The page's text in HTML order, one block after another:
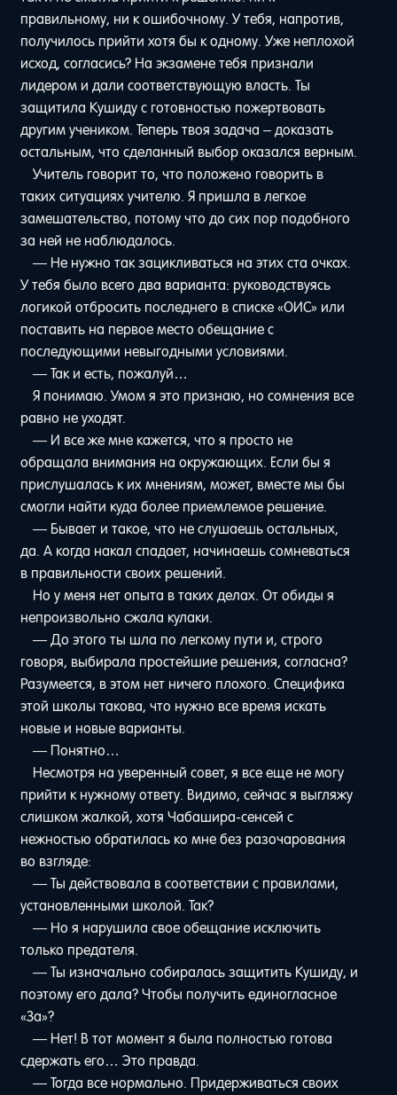
правильному, ни к ошибочному. У тебя, напротив,
получилось прийти хотя бы к одному. Уже неплохой
исход, согласись? На экзамене тебя признали
лидером и дали соответствующую власть. Ты
защитила Кушиду с готовностью пожертвовать
другим учеником. Теперь твоя задача – доказать
остальным, что сделанный выбор оказался верным.
Учитель говорит то, что положено говорить в
таких ситуациях учителю. Я пришла в легкое
замешательство, потому что до сих пор подобного
за ней не наблюдалось.
— Не нужно так зацикливаться на этих ста очках.
У тебя было всего два варианта: руководствуясь
логикой отбросить последнего в списке «ОИС» или
поставить на первое место обещание с
последующими невыгодными условиями.
— Так и есть, пожалуй…
Я понимаю. Умом я это признаю, но сомнения все
равно не уходят.
— И все же мне кажется, что я просто не
обращала внимания на окружающих. Если бы я
прислушалась к их мнениям, может, вместе мы бы
смогли найти куда более приемлемое решение.
— Бывает и такое, что не слушаешь остальных,
да. А когда накал спадает, начинаешь сомневаться
в правильности своих решений.
Но у меня нет опыта в таких делах. От обиды я
непроизвольно сжала кулаки.
— До этого ты шла по легкому пути и, строго
говоря, выбирала простейшие решения, согласна?
Разумеется, в этом нет ничего плохого. Специфика
этой школы такова, что нужно все время искать
новые и новые варианты.
— Понятно…
Несмотря на уверенный совет, я все еще не могу
прийти к нужному ответу. Видимо, сейчас я выгляжу
слишком жалкой, хотя Чабашира-сенсей с
нежностью обратилась ко мне без разочарования
во взгляде:
— Ты действовала в соответствии с правилами,
установленными школой. Так?
— Но я нарушила свое обещание исключить
только предателя.
— Ты изначально собиралась защитить Кушиду, и
поэтому его дала? Чтобы получить единогласное
«За»?
— Нет! В тот момент я была полностью готова
сдержать его… Это правда.
— Тогда все нормально. Придерживаться своих